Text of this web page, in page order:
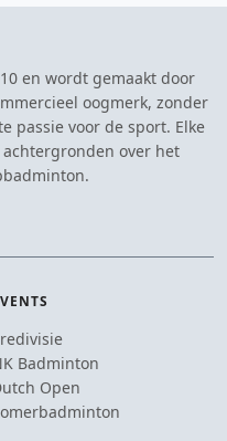
en wordt gemaakt door
oogmerk, zonder
passie voor de sport. Elke
over het
Badminton
Open